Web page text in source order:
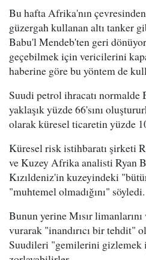
Bu hafta Afrika'nın
güzergah kullanan altı tanker
Babu'l Mendeb'ten geri
geçebilmek için vericilerini
haberine göre bu yöntem de
Suudi petrol ihracatı
yaklaşık yüzde 66'sını
olarak küresel ticaretin yüzde
Küresel risk istihbaratı şirketi
ve Kuzey Afrika analisti Ryan
Kızıldeniz'in kuzeyindeki
"muhtemel olmadığını" söyledi.
Bunun yerine Mısır limanlarını
vurarak "inandırıcı bir tehdit"
Suudileri "gemilerini gizlemek